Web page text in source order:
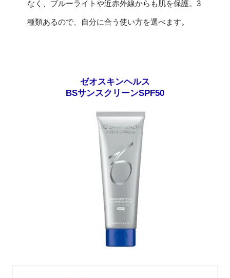
なく、ブルーライトや近赤外線からも肌を保護。3
種類あるので、自分に合う使い方を選べます。
ゼオスキンヘルス
BSサンスクリーンSPF50